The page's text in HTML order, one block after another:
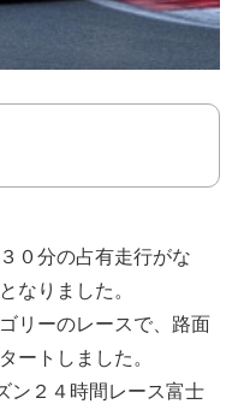
０分の占有走行がな
なりました。
リーのレースで、路面
ートしました。
ン２４時間レース富士